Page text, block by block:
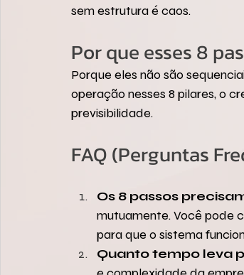
sem estrutura é caos.
Por que esses 8
Porque eles não são
operação nesses 8 pilares, o
previsibilidade.
FAQ (Perguntas
Os 8 passos
mutuamente. Você pode
para que o sistema
Quanto tempo leva